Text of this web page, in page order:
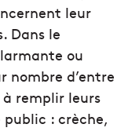
leur
Dans le
ou
d’entre
remplir leurs
public : crèche,